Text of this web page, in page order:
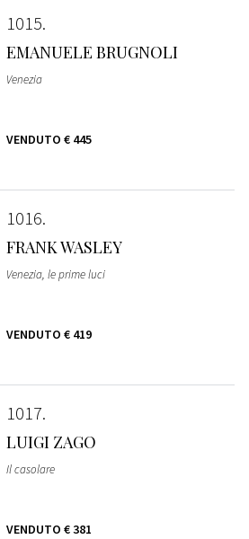
1015
EMANUELE BRUGNOLI
Venezia
VENDUTO € 445
1016
FRANK WASLEY
Venezia, le prime luci
VENDUTO € 419
1017
LUIGI ZAGO
Il casolare
VENDUTO € 381